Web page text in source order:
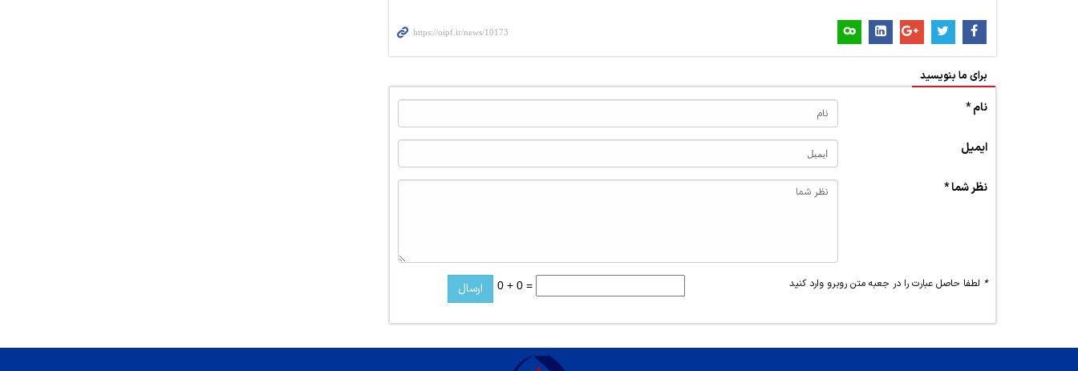
برای ما بنویسید
نام *
ایمیل
نظر شما *
* لطفا حاصل عبارت را در جعبه متن روبرو وارد کنید 0 + 0 =